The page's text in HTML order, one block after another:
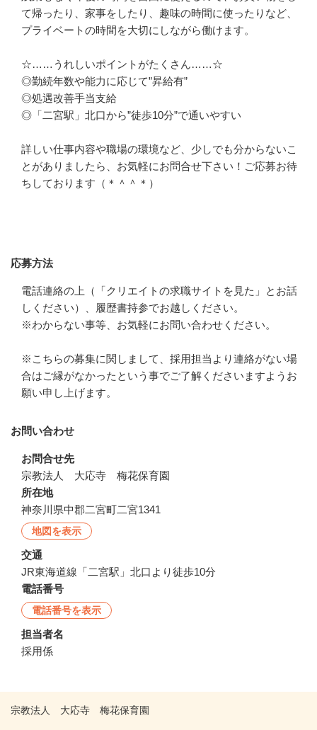
て帰ったり、家事をしたり、趣味の時間に使ったりなど、
プライベートの時間を大切にしながら働けます。
☆……うれしいポイントがたくさん……☆
◎勤続年数や能力に応じて”昇給有”
◎処遇改善手当支給
◎「二宮駅」北口から”徒歩10分”で通いやすい
詳しい仕事内容や職場の環境など、少しでも分からないこ
とがありましたら、お気軽にお問合せ下さい！ご応募お待
ちしております（＊＾＾＊）
応募方法
電話連絡の上（「クリエイトの求職サイトを見た」とお話
しください）、履歴書持参でお越しください。
※わからない事等、お気軽にお問い合わせください。
※こちらの募集に関しまして、採用担当より連絡がない場
合はご縁がなかったという事でご了解くださいますようお
願い申し上げます。
お問い合わせ
お問合せ先
宗教法人　大応寺　梅花保育園
所在地
神奈川県中郡二宮町二宮1341
地図を表示
交通
JR東海道線「二宮駅」北口より徒歩10分
電話番号
電話番号を表示
担当者名
採用係
宗教法人 大応寺 梅花保育園